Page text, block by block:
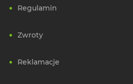
Regulamin
Zwroty
Reklamacje